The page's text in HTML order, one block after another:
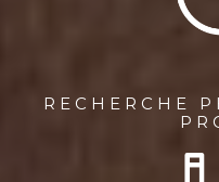
RECHERCHE